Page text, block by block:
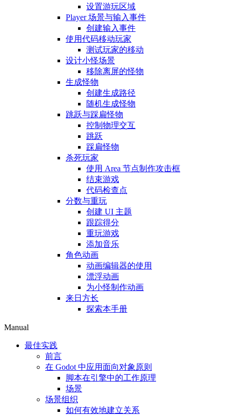
设置游玩区域
Player 场景与输入事件
创建输入事件
使用代码移动玩家
测试玩家的移动
设计小怪场景
移除离屏的怪物
生成怪物
创建生成路径
随机生成怪物
跳跃与踩扁怪物
控制物理交互
跳跃
踩扁怪物
杀死玩家
使用 Area 节点制作攻击框
结束游戏
代码检查点
分数与重玩
创建 UI 主题
跟踪得分
重玩游戏
添加音乐
角色动画
动画编辑器的使用
漂浮动画
为小怪制作动画
来日方长
探索本手册
Manual
最佳实践
前言
在 Godot 中应用面向对象原则
脚本在引擎中的工作原理
场景
场景组织
如何有效地建立关系